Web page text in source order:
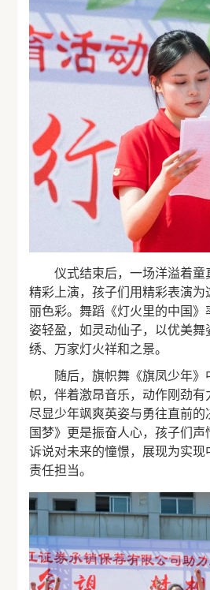
仪式结束后，一场洋溢着童
精彩上演，孩子们用精彩表演为
丽色彩。舞蹈《灯火里的中国》
姿轻盈，如灵动仙子，以优美舞
绣、万家灯火祥和之景。
随后，旗帜舞《旗凤少年》
帜，伴着激昂音乐，动作刚劲有
尽显少年飒爽英姿与勇往直前的
国梦》更是振奋人心，孩子们
诉说对未来的憧憬，展现为实现
责任担当。